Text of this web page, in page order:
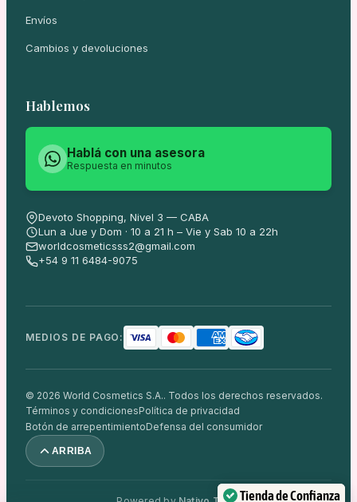
Envíos
Cambios y devoluciones
Hablemos
Hablá con una asesora
Respuesta en minutos
Devoto Shopping, Nivel 3 — CABA
Lun a Jue y Dom · 10 a 21 h – Vie y Sab 10 a 22h
worldcosmeticsss2@gmail.com
+54 9 11 6484-9075
MEDIOS DE PAGO:
© 2026 World Cosmetics S.A.. Todos los derechos reservados.
Términos y condicionesPolítica de privacidad
Botón de arrepentimientoDefensa del consumidor
ARRIBA
Tienda de Confianza